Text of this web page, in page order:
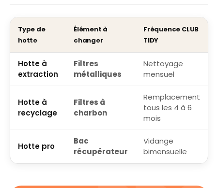
Type de
hotte
Élément à
changer
Fréquence CLUB
TIDY
Hotte à
extraction
Filtres
métalliques
Nettoyage
mensuel
Hotte à
recyclage
Filtres à
charbon
Remplacement
tous les 4 à 6
mois
Hotte pro
Bac
récupérateur
Vidange
bimensuelle